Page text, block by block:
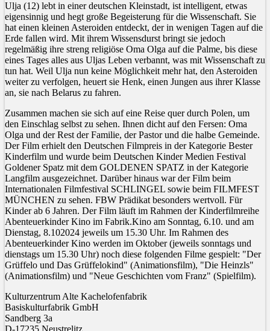
Ulja (12) lebt in einer deutschen Kleinstadt, ist intelligent, etwas
eigensinnig und hegt große Begeisterung für die Wissenschaft. Sie
hat einen kleinen Asteroiden entdeckt, der in wenigen Tagen auf die
Erde fallen wird. Mit ihrem Wissensdurst bringt sie jedoch
regelmäßig ihre streng religiöse Oma Olga auf die Palme, bis diese
eines Tages alles aus Uljas Leben verbannt, was mit Wissenschaft zu
tun hat. Weil Ulja nun keine Möglichkeit mehr hat, den Asteroiden
weiter zu verfolgen, heuert sie Henk, einen Jungen aus ihrer Klasse
an, sie nach Belarus zu fahren.
Zusammen machen sie sich auf eine Reise quer durch Polen, um
den Einschlag selbst zu sehen. Ihnen dicht auf den Fersen: Oma
Olga und der Rest der Familie, der Pastor und die halbe Gemeinde.
Der Film erhielt den Deutschen Filmpreis in der Kategorie Bester
Kinderfilm und wurde beim Deutschen Kinder Medien Festival
Goldener Spatz mit dem GOLDENEN SPATZ in der Kategorie
Langfilm ausgezeichnet. Darüber hinaus war der Film beim
Internationalen Filmfestival SCHLINGEL sowie beim FILMFEST
MÜNCHEN zu sehen. FBW Prädikat besonders wertvoll. Für
Kinder ab 6 Jahren. Der Film läuft im Rahmen der Kinderfilmreihe
Abenteuerkinder Kino im Fabrik.Kino am Sonntag, 6.10. und am
Dienstag, 8.102024 jeweils um 15.30 Uhr. Im Rahmen des
Abenteuerkinder Kino werden im Oktober (jeweils sonntags und
dienstags um 15.30 Uhr) noch diese folgenden Filme gespielt: "Der
Grüffelo und Das Grüffelokind" (Animationsfilm), "Die Heinzls"
(Animationsfilm) und "Neue Geschichten vom Franz" (Spielfilm).
Kulturzentrum Alte Kachelofenfabrik
Basiskulturfabrik GmbH
Sandberg 3a
D-17235 Neustrelitz